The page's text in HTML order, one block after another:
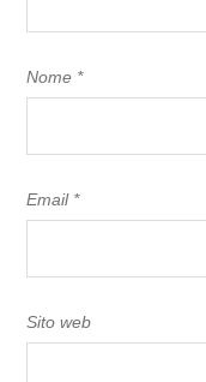
Nome *
Email *
Sito web